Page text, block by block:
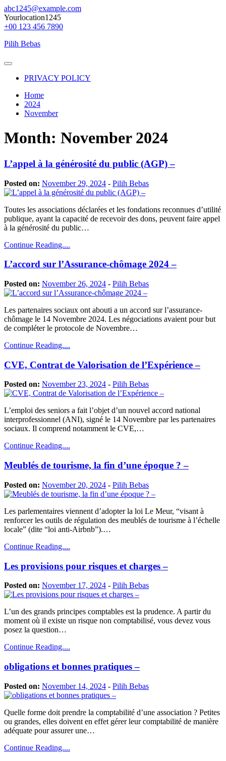
Skip
to
content
abc1245@example.com
Yourlocation1245
+00 123 456 7890
Pilih Bebas
Primary
PRIVACY POLICY
Home
2024
November
Month: November 2024
L’appel à la générosité du public (AGP) –
Posted on: November 29, 2024 - Pilih Bebas
Toutes les associations déclarées et les fondations reconnues d’utilité
publique, ayant la capacité de recevoir des dons, peuvent faire appel
à la générosité du public…
Continue Reading....
L’accord sur l’Assurance-chômage 2024 –
Posted on: November 26, 2024 - Pilih Bebas
Les partenaires sociaux ont abouti a un accord sur l’assurance-
chômage le 14 Novembre 2024. Les négociations avaient pour but
de compléter le protocole de Novembre…
Continue Reading....
CVE, Contrat de Valorisation de l’Expérience –
Posted on: November 23, 2024 - Pilih Bebas
L’emploi des seniors a fait l’objet d’un nouvel accord national
interprofessionnel (ANI), signé le 14 Novembre par les partenaires
sociaux. Il comprend notamment le CVE,…
Continue Reading....
Meublés de tourisme, la fin d’une époque ? –
Posted on: November 20, 2024 - Pilih Bebas
Les parlementaires viennent d’adopter la loi Le Meur, “visant à
renforcer les outils de régulation des meublés de tourisme à l’échelle
locale” (dite “loi anti-Airbnb”).…
Continue Reading....
Les provisions pour risques et charges –
Posted on: November 17, 2024 - Pilih Bebas
L’un des grands principes comptables est la prudence. A partir du
moment où il existe un risque non comptabilisé, vous devez vous
posez la question…
Continue Reading....
obligations et bonnes pratiques –
Posted on: November 14, 2024 - Pilih Bebas
Quelle forme doit prendre la comptabilité d’une association ? Petites
ou grandes, elles doivent en effet gérer leur comptabilité de manière
adéquate pour assurer une…
Continue Reading....